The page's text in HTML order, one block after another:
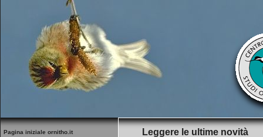
Pagina iniziale ornitho.it Leggere le ultime novità